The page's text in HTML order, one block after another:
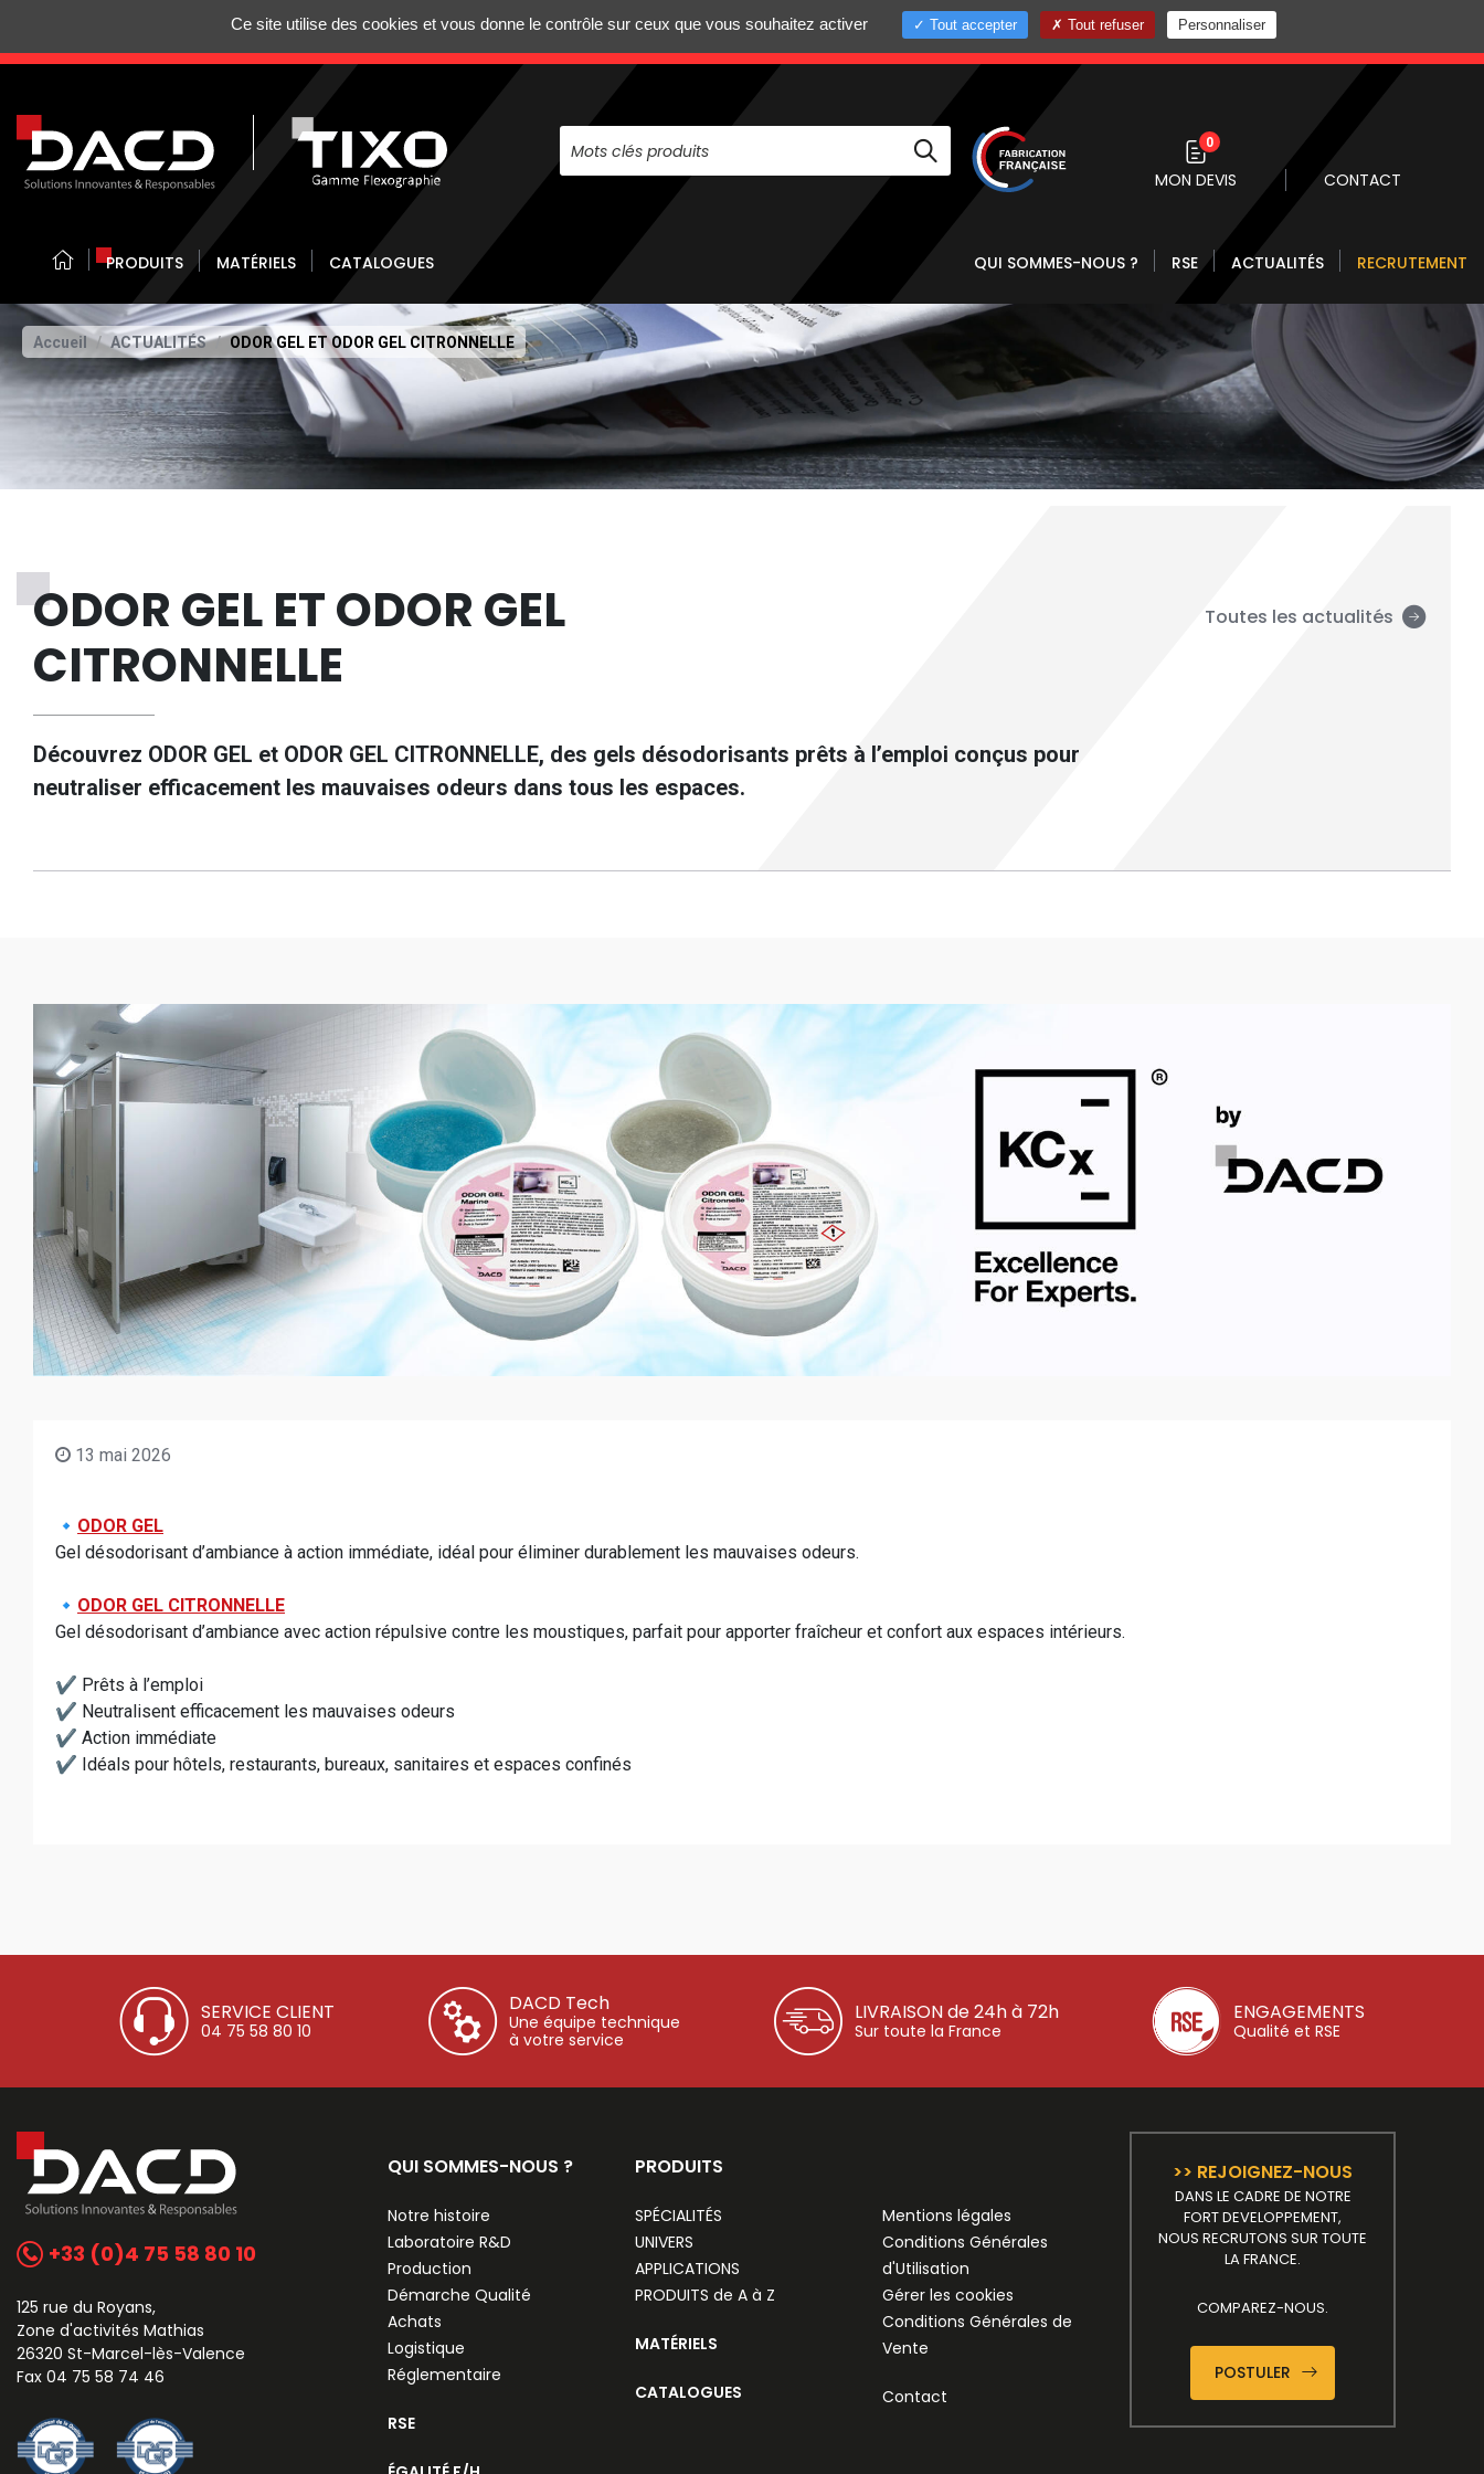
N'HÉSITEZ PAS À NOUS CONTACTER AU +33 (0)4 75 58 80 10
0
MON DEVIS CONTACT
PRODUITS MATÉRIELS CATALOGUES QUI SOMMES-NOUS ? RSE ACTUALITÉS RECRUTEMENT
Accueil ACTUALITÉS ODOR GEL ET ODOR GEL CITRONNELLE
ODOR GEL ET ODOR GEL
CITRONNELLE
Découvrez ODOR GEL et ODOR GEL CITRONNELLE, des gels désodorisants prêts à l’emploi conçus pour
neutraliser efficacement les mauvaises odeurs dans tous les espaces.
Toutes les actualités
13 mai 2026
🔹 ODOR GEL
Gel désodorisant d’ambiance à action immédiate, idéal pour éliminer durablement les mauvaises odeurs.
🔹 ODOR GEL CITRONNELLE
Gel désodorisant d’ambiance avec action répulsive contre les moustiques, parfait pour apporter fraîcheur et confort aux espaces intérieurs.
✔️ Prêts à l’emploi
✔️ Neutralisent efficacement les mauvaises odeurs
✔️ Action immédiate
✔️ Idéals pour hôtels, restaurants, bureaux, sanitaires et espaces confinés
SERVICE CLIENT
04 75 58 80 10
DACD Tech
Une équipe technique
à votre service
LIVRAISON de 24h à 72h
Sur toute la France
ENGAGEMENTS
Qualité et RSE
+33 (0)4 75 58 80 10
125 rue du Royans,
Zone d'activités Mathias
26320 St-Marcel-lès-Valence
Fax 04 75 58 74 46
QUI SOMMES-NOUS ?
Notre histoire
Laboratoire R&D
Production
Démarche Qualité
Achats
Logistique
Réglementaire
RSE
PRODUITS
SPÉCIALITÉS
UNIVERS
APPLICATIONS
PRODUITS de A à Z
MATÉRIELS
CATALOGUES
Mentions légales
Conditions Générales
d'Utilisation
Gérer les cookies
Conditions Générales de
Vente
Contact
>> REJOIGNEZ-NOUS
DANS LE CADRE DE NOTRE
FORT DEVELOPPEMENT,
NOUS RECRUTONS SUR TOUTE
LA FRANCE.
COMPAREZ-NOUS.
POSTULER
Ce site utilise des cookies et vous donne le contrôle sur ceux que vous souhaitez activer Tout accepter Tout refuser Personnaliser